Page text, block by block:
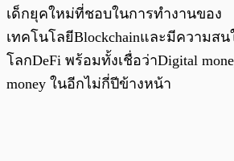
เด็กยุคใหม่ที่ชอบในการทำงานของ
เทคโนโลยีBlockchainและมีความส
โลกDeFi พร้อมทั้งเชื่อว่าDigital
money ในอีกไม่กี่ปีข้างหน้า